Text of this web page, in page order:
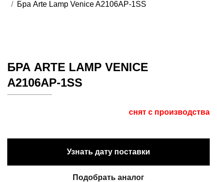
Бра Arte Lamp Venice A2106AP-1SS
БРА ARTE LAMP VENICE
A2106AP-1SS
снят с производства
Узнать дату поставки
Подобрать аналог